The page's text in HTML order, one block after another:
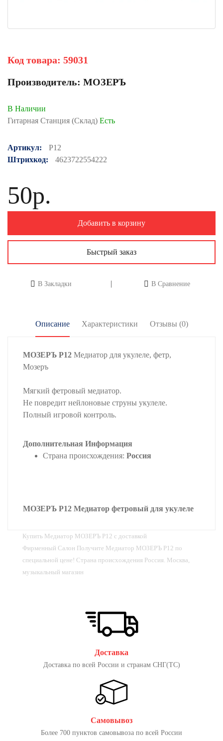
Код товара: 59031
Производитель: МОЗЕРЪ
В Наличии
Гитарная Станция (Склад) Есть
Артикул:
P12
Штрихкод:
4623722554222
50р.
Добавить в корзину
Быстрый заказ
В Закладки В Сравнение
Описание Характеристики Отзывы (0)
МОЗЕРЪ P12 Медиатор для укулеле, фетр,
Мозеръ
Мягкий фетровый медиатор.
Не повредит нейлоновые струны укулеле.
Полный игровой контроль.
Дополнительная Информация
Страна происхождения: Россия
МОЗЕРЪ P12 Медиатор фетровый для укулеле
Купить Медиатор МОЗЕРЪ P12 с доставкой
Фирменный Салон Получите Медиатор МОЗЕРЪ P12 по
специальной цене! Страна происхождения Россия. Москва,
музыкальный магазин
Доставка
Доставка по всей России и странам СНГ(ТС)
Самовывоз
Более 700 пунктов самовывоза по всей России